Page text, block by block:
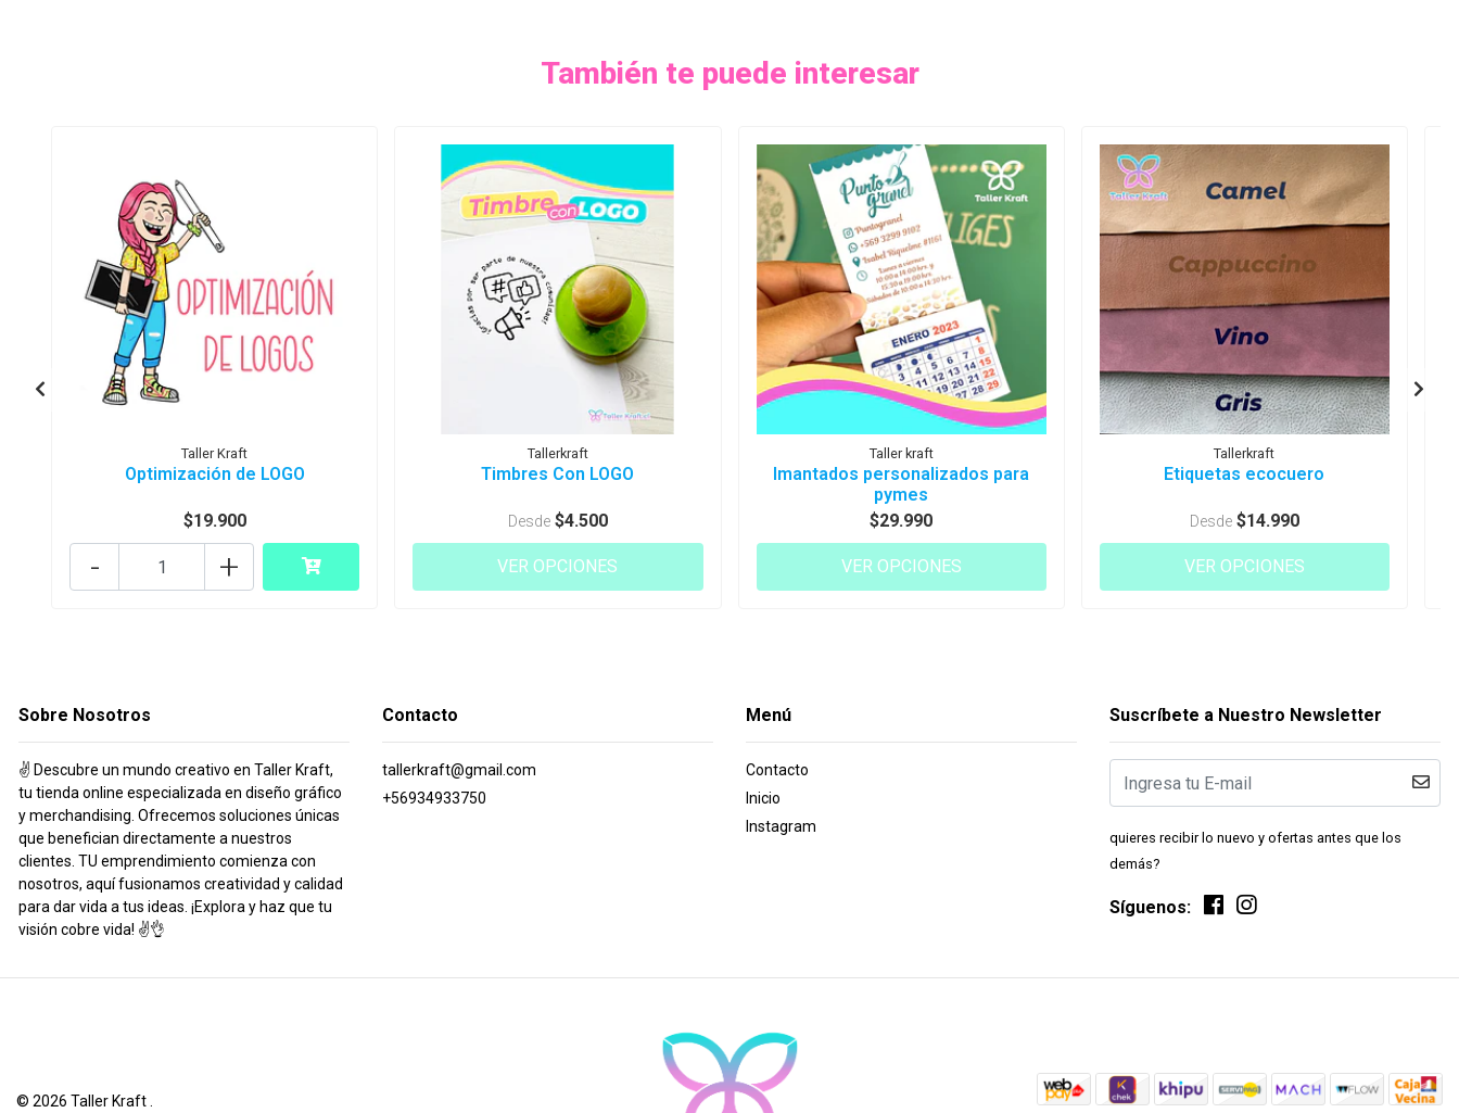
También te puede interesar
Taller Kraft
Optimización de LOGO
$19.900
+
-
Tallerkraft
Timbres Con LOGO
Desde $4.500
VER OPCIONES
Taller kraft
Imantados personalizados para
pymes
$29.990
VER OPCIONES
Tallerkraft
Etiquetas ecocuero
Desde $14.990
VER OPCIONES
Sobre Nosotros
✌️ Descubre un mundo creativo en Taller Kraft,
tu tienda online especializada en diseño gráfico
y merchandising. Ofrecemos soluciones únicas
que benefician directamente a nuestros
clientes. TU emprendimiento comienza con
nosotros, aquí fusionamos creatividad y calidad
para dar vida a tus ideas. ¡Explora y haz que tu
visión cobre vida! ✌️👌
Contacto
tallerkraft@gmail.com
+56934933750
Menú
Contacto
Inicio
Instagram
Suscríbete a Nuestro Newsletter
quieres recibir lo nuevo y ofertas antes que los
demás?
Síguenos:
© 2026 Taller Kraft .